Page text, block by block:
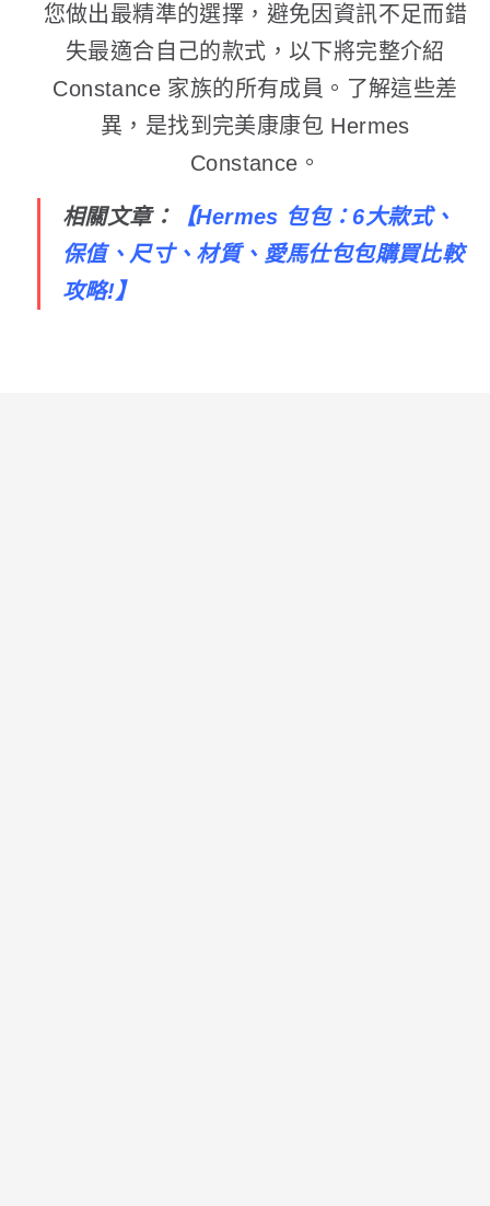
您做出最精準的選擇，避免因資訊不足而錯
失最適合自己的款式，以下將完整介紹
Constance 家族的所有成員。了解這些差
異，是找到完美康康包 Hermes
Constance。
相關文章： 【Hermes 包包：6大款式、
保值、尺寸、材質、愛馬仕包包購買比較
攻略!】